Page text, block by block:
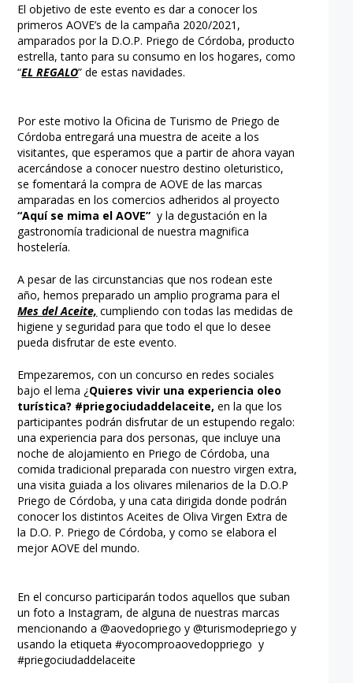
El objetivo de este evento es dar a conocer los
primeros AOVE’s de la campaña 2020/2021,
amparados por la D.O.P. Priego de Córdoba, producto
estrella, tanto para su consumo en los hogares, como
“EL REGALO” de estas navidades.
Por este motivo la Oficina de Turismo de Priego de
Córdoba entregará una muestra de aceite a los
visitantes, que esperamos que a partir de ahora vayan
acercándose a conocer nuestro destino oleturistico,
se fomentará la compra de AOVE de las marcas
amparadas en los comercios adheridos al proyecto
“Aquí se mima el AOVE” y la degustación en la
gastronomía tradicional de nuestra magnifica
hostelería.
A pesar de las circunstancias que nos rodean este
año, hemos preparado un amplio programa para el
Mes del Aceite, cumpliendo con todas las medidas de
higiene y seguridad para que todo el que lo desee
pueda disfrutar de este evento.
Empezaremos, con un concurso en redes sociales
bajo el lema ¿Quieres vivir una experiencia oleo
turística? #priegociudaddelaceite,en la que los
participantes podrán disfrutar de un estupendo regalo:
una experiencia para dos personas, que incluye una
noche de alojamiento en Priego de Córdoba, una
comida tradicional preparada con nuestro virgen extra,
una visita guiada a los olivares milenarios de la D.O.P
Priego de Córdoba, y una cata dirigida donde podrán
conocer los distintos Aceites de Oliva Virgen Extra de
la D.O. P. Priego de Córdoba, y como se elabora el
mejor AOVE del mundo.
En el concurso participarán todos aquellos que suban
un foto a Instagram, de alguna de nuestras marcas
mencionando a @aovedopriego y @turismodepriego y
usando la etiqueta #yocomproaovedoppriego y
#priegociudaddelaceite